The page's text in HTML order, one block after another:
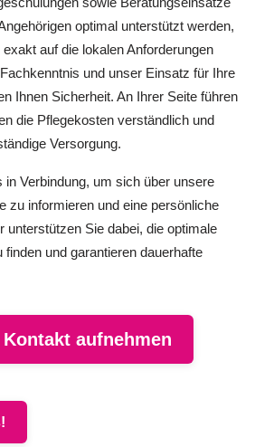
optimal unterstützt werden,
auf die lokalen Anforderungen
und unser Einsatz für Ihre
Ihnen Sicherheit. An Ihrer Seite führen
die Pflegekosten verständlich und
Versorgung.
Verbindung, um sich über unsere
zu informieren und eine persönliche
unterstützen Sie dabei, die optimale
finden und garantieren dauerhafte
aufnehmen